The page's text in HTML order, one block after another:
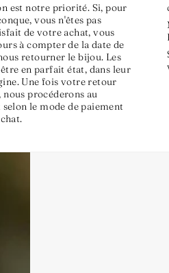
est notre priorité. Si, pour
vous n'êtes pas
de votre achat, vous
à compter de la date de
retourner le bijou. Les
en parfait état, dans leur
Une fois votre retour
procéderons au
le mode de paiement